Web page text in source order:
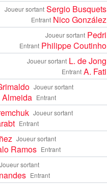
Joueur sortant Sergio Busquets
Entrant Nico González
Joueur sortant Pedri
Entrant Philippe Coutinho
Joueur sortant L. de Jong
Entrant A. Fati
Joueur sortant
Entrant
Joueur sortant
Entrant
Joueur sortant
Entrant
Ramos
Joueur sortant
Entrant